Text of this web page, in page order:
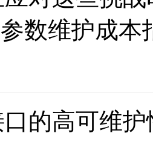
数维护成本
的高可维